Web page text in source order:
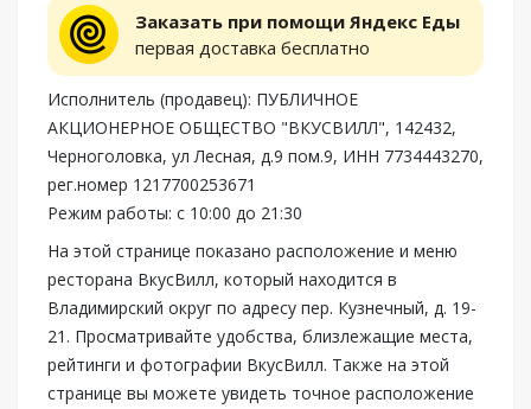
Заказать при помощи Яндекс Еды
первая доставка бесплатно
Исполнитель (продавец): ПУБЛИЧНОЕ
АКЦИОНЕРНОЕ ОБЩЕСТВО "ВКУСВИЛЛ", 142432,
Черноголовка, ул Лесная, д.9 пом.9, ИНН 7734443270,
рег.номер 1217700253671
Режим работы: с 10:00 до 21:30
На этой странице показано расположение и меню
ресторана ВкусВилл, который находится в
Владимирский округ по адресу пер. Кузнечный, д. 19-
21. Просматривайте удобства, близлежащие места,
рейтинги и фотографии ВкусВилл. Также на этой
странице вы можете увидеть точное расположение